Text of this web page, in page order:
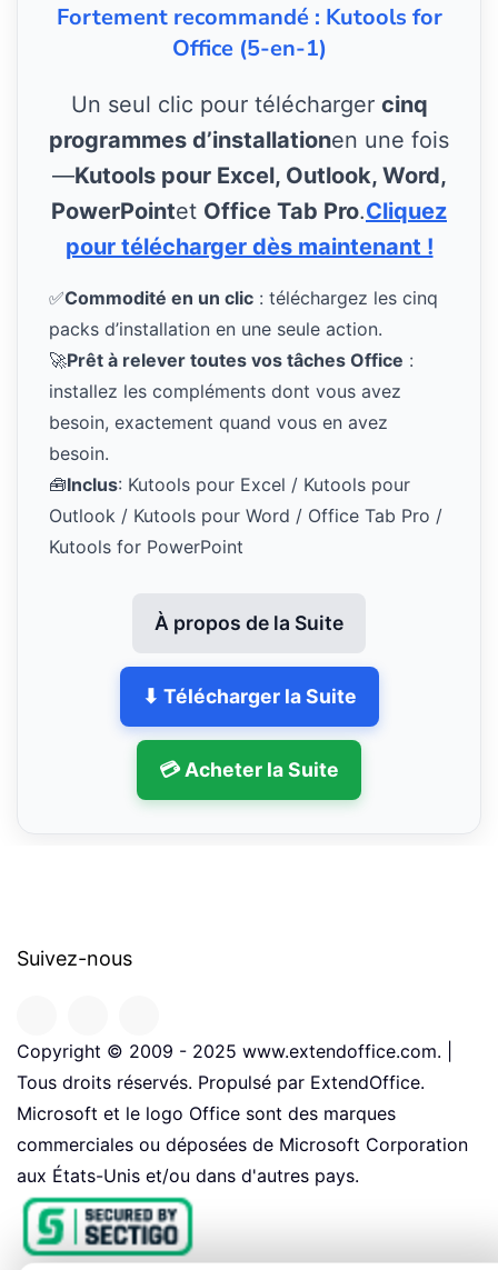
Fortement recommandé : Kutools for
Office (5-en-1)
Un seul clic pour télécharger cinq
programmes d’installationen une fois
—Kutools pour Excel, Outlook, Word,
PowerPointet Office Tab Pro.Cliquez
pour télécharger dès maintenant !
✅Commodité en un clic : téléchargez les cinq
packs d’installation en une seule action.
🚀Prêt à relever toutes vos tâches Office :
installez les compléments dont vous avez
besoin, exactement quand vous en avez
besoin.
🧰Inclus: Kutools pour Excel / Kutools pour
Outlook / Kutools pour Word / Office Tab Pro /
Kutools for PowerPoint
À propos de la Suite
⬇ Télécharger la Suite
💳 Acheter la Suite
Suivez-nous
Copyright © 2009 - 2025 www.extendoffice.com. |
Tous droits réservés. Propulsé par ExtendOffice.
Microsoft et le logo Office sont des marques
commerciales ou déposées de Microsoft Corporation
aux États-Unis et/ou dans d'autres pays.